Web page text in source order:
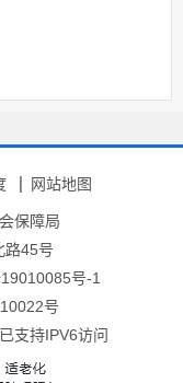
网站地图
保障局
路45号
号-1
号
支持IPV6访问